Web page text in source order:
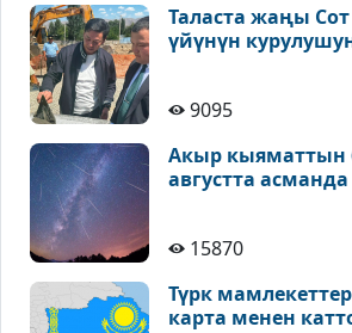
Таласта жаңы
үйүнүн
9095
Акыр кыяматтын
августта асманда
15870
Түрк
карта менен